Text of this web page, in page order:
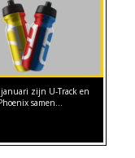
zijn U-Track en
samen…